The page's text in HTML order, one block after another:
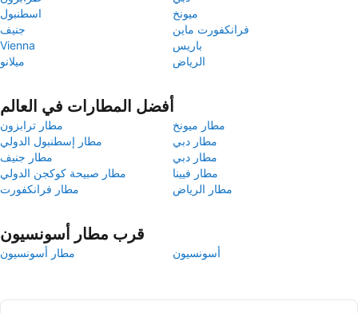
اسطنبول
ميونخ
جنيف
فرانكفورت ماين
Vienna
باريس
ميلانو
الرياض
أفضل المطارات في العالم
مطار ترابزون
مطار ميونخ
مطار إسطنبول الدولي
مطار دبي
مطار جنيف
مطار دبي
مطار صبيحة كوكجن الدولي
مطار فيينا
مطار فرانكفورت
مطار الرياض
قرب مطار أسونسيون
مطار أسونسيون أسونسيون